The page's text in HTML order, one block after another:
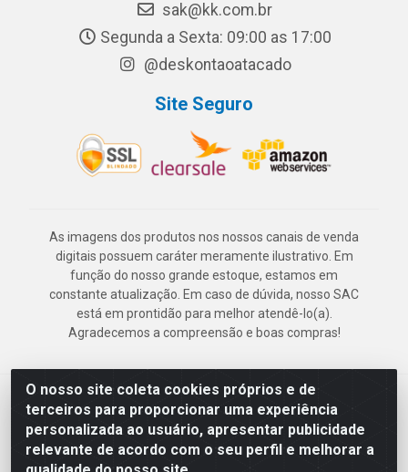
O nosso site coleta cookies próprios e de
terceiros para proporcionar uma experiência
personalizada ao usuário, apresentar publicidade
relevante de acordo com o seu perfil e melhorar a
sak@kk.com.br
Segunda a Sexta: 09:00 as 17:00
@deskontaoatacado
Site Seguro
As imagens dos produtos nos nossos canais de venda
digitais possuem caráter meramente ilustrativo. Em
função do nosso grande estoque, estamos em
constante atualização. Em caso de dúvida, nosso SAC
está em prontidão para melhor atendê-lo(a).
Agradecemos a compreensão e boas compras!
Deskontão Atacado - Av. Marechal Mascarenhas de Morais, 2471 -
Imbiribeira - Recife/PE - CEP 51.150-001 - CNPJ 24.150.377/0003-
57